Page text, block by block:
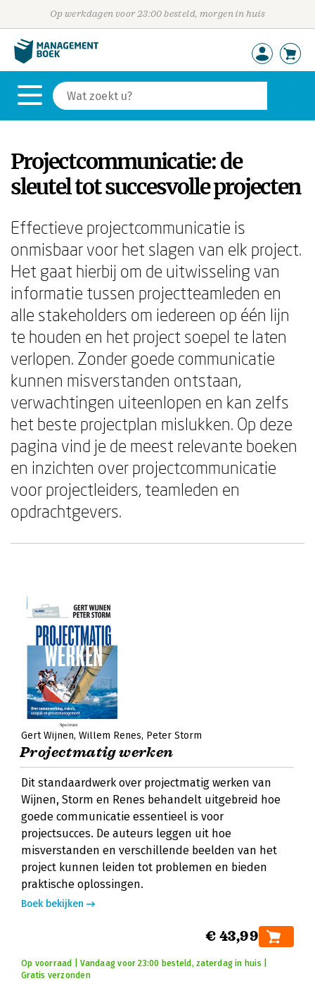
Op werkdagen voor 23:00 besteld, morgen in huis
Projectcommunicatie: de
sleutel tot succesvolle projecten
Effectieve projectcommunicatie is
onmisbaar voor het slagen van elk project.
Het gaat hierbij om de uitwisseling van
informatie tussen projectteamleden en
alle stakeholders om iedereen op één lijn
te houden en het project soepel te laten
verlopen. Zonder goede communicatie
kunnen misverstanden ontstaan,
verwachtingen uiteenlopen en kan zelfs
het beste projectplan mislukken. Op deze
pagina vind je de meest relevante boeken
en inzichten over projectcommunicatie
voor projectleiders, teamleden en
opdrachtgevers.
Gert Wijnen Willem Renes Peter Storm
Projectmatig werken
Dit standaardwerk over projectmatig werken van
Wijnen, Storm en Renes behandelt uitgebreid hoe
goede communicatie essentieel is voor
projectsucces. De auteurs leggen uit hoe
misverstanden en verschillende beelden van het
project kunnen leiden tot problemen en bieden
praktische oplossingen.
Boek bekijken
€ 43,99
Op voorraad | Vandaag voor 23:00 besteld, zaterdag in huis |
Gratis verzonden